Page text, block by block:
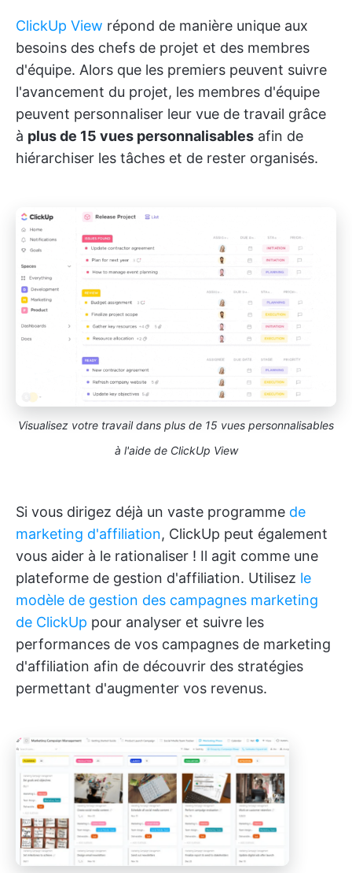
ClickUp View répond de manière unique aux
besoins des chefs de projet et des membres
d'équipe. Alors que les premiers peuvent suivre
l'avancement du projet, les membres d'équipe
peuvent personnaliser leur vue de travail grâce
à plus de 15 vues personnalisables afin de
hiérarchiser les tâches et de rester organisés.
Visualisez votre travail dans plus de 15 vues personnalisables
à l'aide de ClickUp View
Si vous dirigez déjà un vaste programme de
marketing d'affiliation, ClickUp peut également
vous aider à le rationaliser ! Il agit comme une
plateforme de gestion d'affiliation. Utilisez le
modèle de gestion des campagnes marketing
de ClickUp pour analyser et suivre les
performances de vos campagnes de marketing
d'affiliation afin de découvrir des stratégies
permettant d'augmenter vos revenus.